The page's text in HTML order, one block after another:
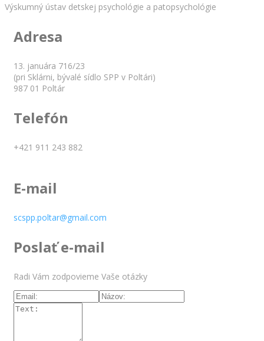
Výskumný ústav detskej psychológie a patopsychológie
Adresa
13. januára 716/23
(pri Sklárni, bývalé sídlo SPP v Poltári)
987 01 Poltár
Telefón
+421 911 243 882
E-mail
scspp.poltar@gmail.com
Poslať e-mail
Radi Vám zodpovieme Vaše otázky